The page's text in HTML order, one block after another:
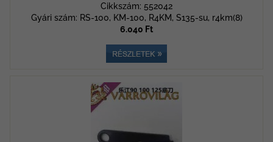
Cikkszám: 552042
Gyári szám: RS-100, KM-100, R4KM, S135-su, r4km(8)
6.040 Ft